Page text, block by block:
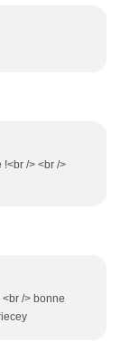
/> <br />
/> bonne